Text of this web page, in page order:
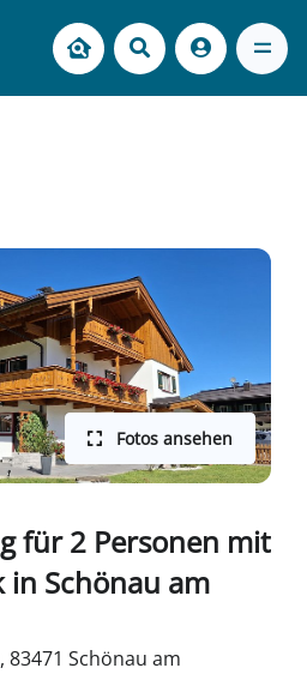
Fotos ansehen
für 2 Personen mit
in Schönau am
Schönau am